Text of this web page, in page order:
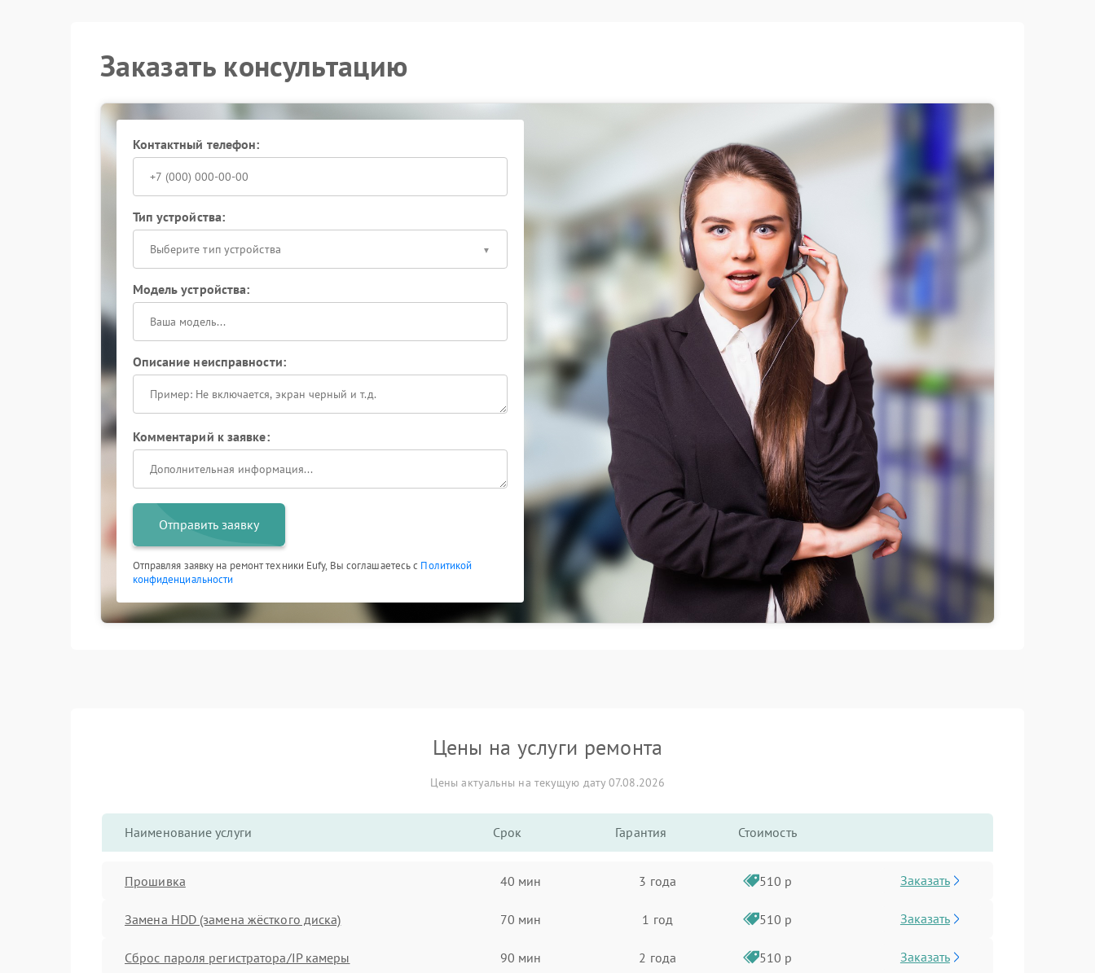
Заказать консультацию
Контактный телефон:
Тип устройства:
Выберите тип устройства
Модель устройства:
Описание неисправности:
Комментарий к заявке:
Отправить заявку
Отправляя заявку на ремонт техники Eufy, Вы соглашаетесь с Политикой
конфиденциальности
Цены на услуги ремонта
Цены актуальны на текущую дату 07.08.2026
Наименование услуги Срок Гарантия Стоимость
Прошивка 40 мин 3 года 510 р Заказать
Замена HDD (замена жёсткого диска) 70 мин 1 год 510 р Заказать
Сброс пароля регистратора/IP камеры 90 мин 2 года 510 р Заказать